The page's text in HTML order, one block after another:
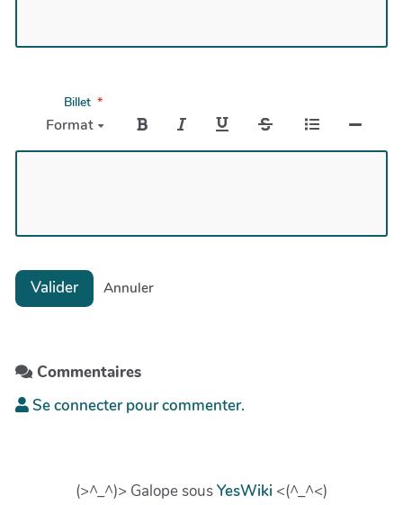
Billet
Format
Valider Annuler
Commentaires
Se connecter pour commenter.
(>^_^)> Galope sousYesWiki <(^_^<)